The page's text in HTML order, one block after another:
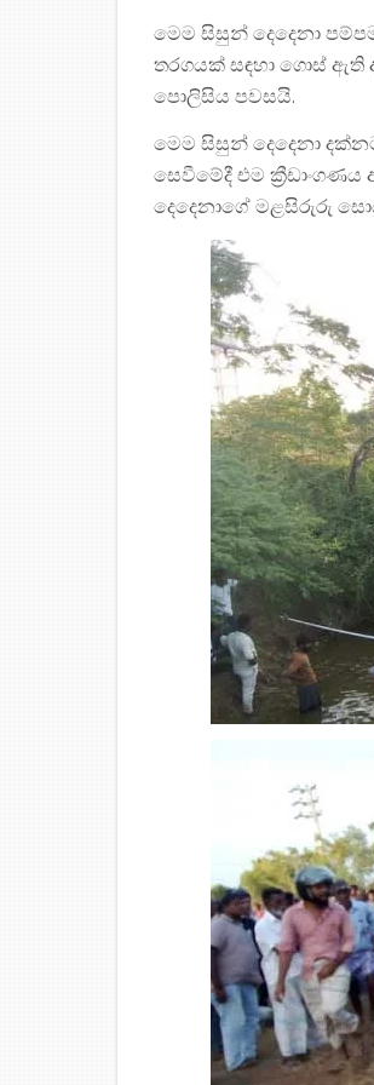
මෙම සිසුන් දෙදෙනා
තරගයක් සඳහා ගොස් ඇති
පොලිසිය පවසයි.
මෙම සිසුන් දෙදෙනා
සෙවීමේදී එම
දෙදෙනාගේ මළසිරුරු